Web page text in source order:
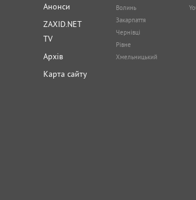
Анонси
ZAXID.NET
TV
Архів
Карта сайту
Волинь
Закарпаття
Чернівці
Рівне
Хмельницький